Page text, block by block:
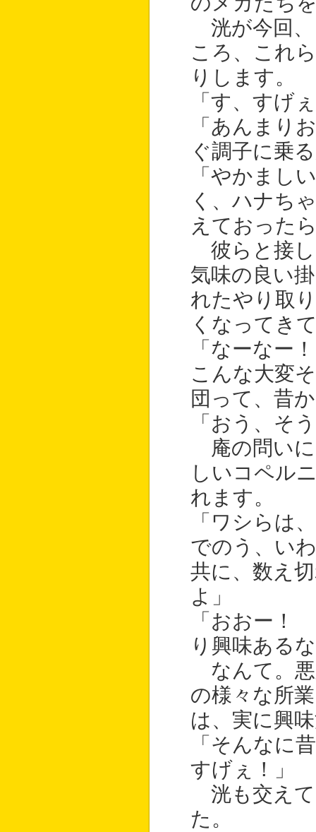
洸が今回、
ころ、これ
りします。
「す、すげ
「あんまり
ぐ調子に乗
「やかまし
く、ハナち
えておった
彼らと接し
気味の良い
れたやり取
くなってき
「なーなー
こんな大変
団って、昔
「おう、そ
庵の問いに
しいコペル
れます。
「ワシらは
でのう、い
共に、数え
よ」
「おおー
り興味ある
なんて。悪
の様々な所
は、実に興
「そんなに
すげぇ！」
洸も交えて
た。